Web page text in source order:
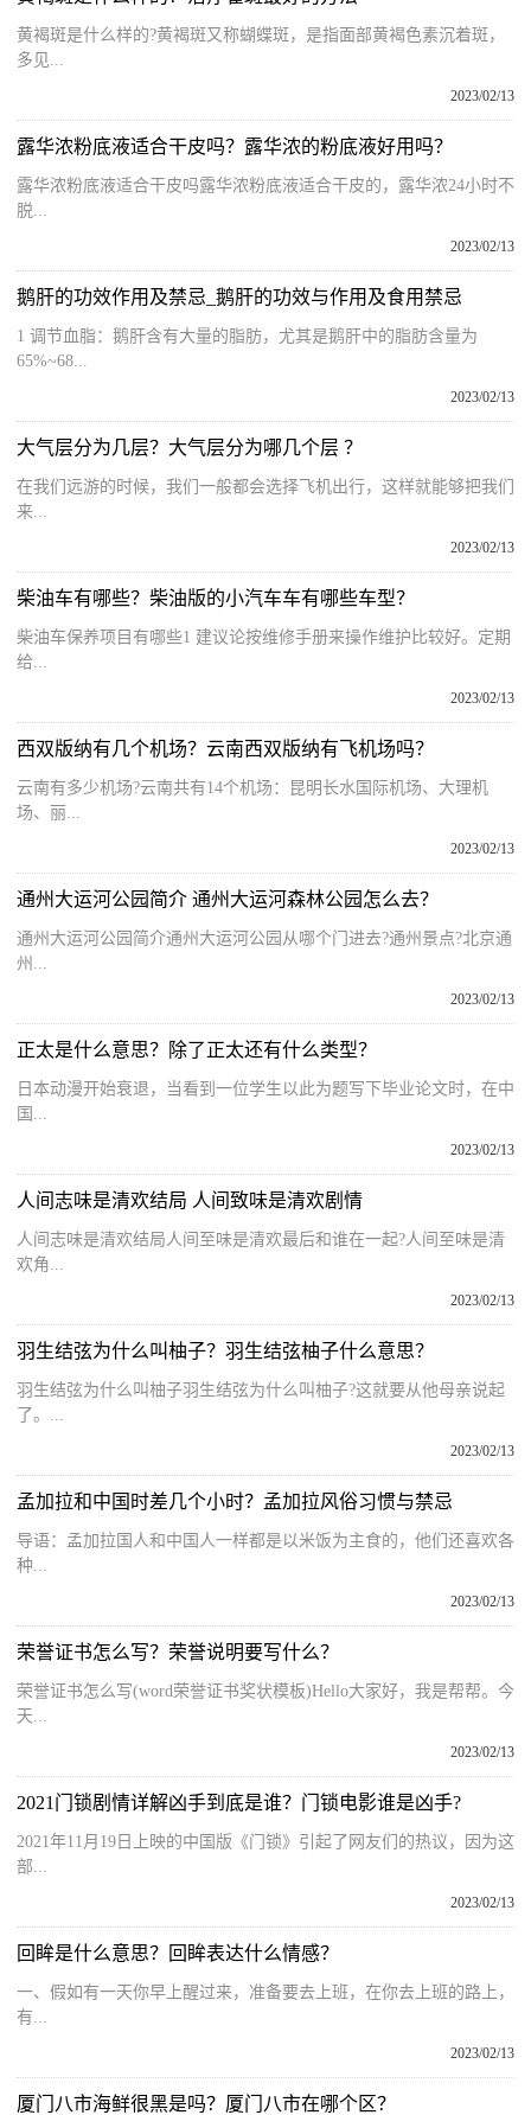
黄褐斑是什么样的?黄褐斑又称蝴蝶斑，是指面部黄褐色素沉着斑，
多见...
2023/02/13
露华浓粉底液适合干皮吗？露华浓的粉底液好用吗？
露华浓粉底液适合干皮吗露华浓粉底液适合干皮的，露华浓24小时不
脱...
2023/02/13
鹅肝的功效作用及禁忌_鹅肝的功效与作用及食用禁忌
1 调节血脂：鹅肝含有大量的脂肪，尤其是鹅肝中的脂肪含量为
65%~68...
2023/02/13
大气层分为几层？大气层分为哪几个层 ？
在我们远游的时候，我们一般都会选择飞机出行，这样就能够把我们
来...
2023/02/13
柴油车有哪些？柴油版的小汽车车有哪些车型？
柴油车保养项目有哪些1 建议论按维修手册来操作维护比较好。定期
给...
2023/02/13
西双版纳有几个机场？云南西双版纳有飞机场吗？
云南有多少机场?云南共有14个机场：昆明长水国际机场、大理机
场、丽...
2023/02/13
通州大运河公园简介 通州大运河森林公园怎么去？
通州大运河公园简介通州大运河公园从哪个门进去?通州景点?北京通
州...
2023/02/13
正太是什么意思？除了正太还有什么类型？
日本动漫开始衰退，当看到一位学生以此为题写下毕业论文时，在中
国...
2023/02/13
人间志味是清欢结局 人间致味是清欢剧情
人间志味是清欢结局人间至味是清欢最后和谁在一起?人间至味是清
欢角...
2023/02/13
羽生结弦为什么叫柚子？羽生结弦柚子什么意思？
羽生结弦为什么叫柚子羽生结弦为什么叫柚子?这就要从他母亲说起
了。...
2023/02/13
孟加拉和中国时差几个小时？孟加拉风俗习惯与禁忌
导语：孟加拉国人和中国人一样都是以米饭为主食的，他们还喜欢各
种...
2023/02/13
荣誉证书怎么写？荣誉说明要写什么？
荣誉证书怎么写(word荣誉证书奖状模板)Hello大家好，我是帮帮。今
天...
2023/02/13
2021门锁剧情详解凶手到底是谁？门锁电影谁是凶手?
2021年11月19日上映的中国版《门锁》引起了网友们的热议，因为这
部...
2023/02/13
回眸是什么意思？回眸表达什么情感？
一、假如有一天你早上醒过来，准备要去上班，在你去上班的路上，
有...
2023/02/13
厦门八市海鲜很黑是吗？厦门八市在哪个区？